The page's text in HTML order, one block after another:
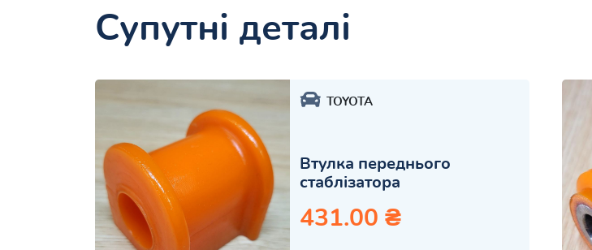
Супутні деталі
TOYOTA
Втулка переднього
стаблізатора
431.00 ₴